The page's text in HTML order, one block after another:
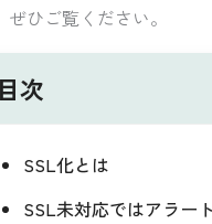
ぜひご覧ください。
目次
SSL化とは
SSL未対応ではアラー